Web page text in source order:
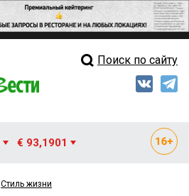
Свежий выпускПоиск по сайту
€ 93,1901
Стиль жизни